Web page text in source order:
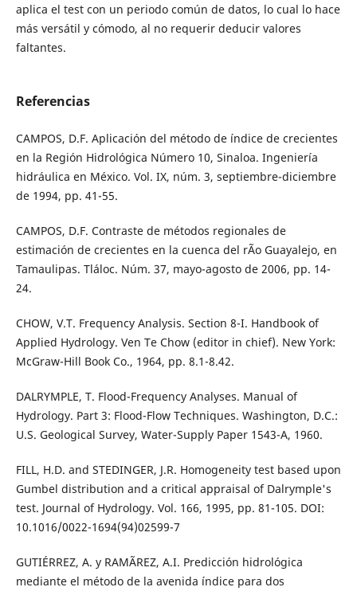
aplica el test con un periodo común de datos, lo cual lo hace
más versátil y cómodo, al no requerir deducir valores
faltantes.
Referencias
CAMPOS, D.F. Aplicación del método de índice de crecientes
en la Región Hidrológica Número 10, Sinaloa. Ingeniería
hidráulica en México. Vol. IX, núm. 3, septiembre-diciembre
de 1994, pp. 41-55.
CAMPOS, D.F. Contraste de métodos regionales de
estimación de crecientes en la cuenca del rÃ­o Guayalejo, en
Tamaulipas. Tláloc. Núm. 37, mayo-agosto de 2006, pp. 14-
24.
CHOW, V.T. Frequency Analysis. Section 8-I. Handbook of
Applied Hydrology. Ven Te Chow (editor in chief). New York:
McGraw-Hill Book Co., 1964, pp. 8.1-8.42.
DALRYMPLE, T. Flood-Frequency Analyses. Manual of
Hydrology. Part 3: Flood-Flow Techniques. Washington, D.C.:
U.S. Geological Survey, Water-Supply Paper 1543-A, 1960.
FILL, H.D. and STEDINGER, J.R. Homogeneity test based upon
Gumbel distribution and a critical appraisal of Dalrymple's
test. Journal of Hydrology. Vol. 166, 1995, pp. 81-105. DOI:
10.1016/0022-1694(94)02599-7
GUTIÉRREZ, A. y RAMÃREZ, A.I. Predicción hidrológica
mediante el método de la avenida índice para dos